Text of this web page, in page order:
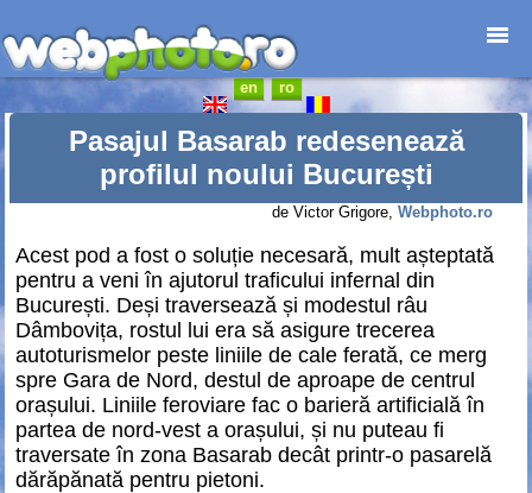
Pasajul Basarab redesenează
profilul noului București
de Victor Grigore, Webphoto.ro
Acest pod a fost o soluție necesară, mult așteptată
pentru a veni în ajutorul traficului infernal din
București. Deși traversează și modestul râu
Dâmbovița, rostul lui era să asigure trecerea
autoturismelor peste liniile de cale ferată, ce merg
spre Gara de Nord, destul de aproape de centrul
orașului. Liniile feroviare fac o barieră artificială în
partea de nord-vest a orașului, și nu puteau fi
traversate în zona Basarab decât printr-o pasarelă
dărăpănată pentru pietoni.
en ro
Prima pagină
Foto-destinații
Foto-reportaje
Web-design
Junior
Contact